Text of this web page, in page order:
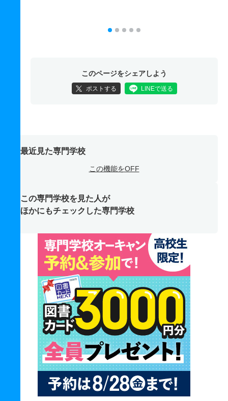
このページをシェアしよう
ポストする LINEで送る
最近見た専門学校
この機能をOFF
この専門学校を見た人が
ほかにもチェックした専門学校